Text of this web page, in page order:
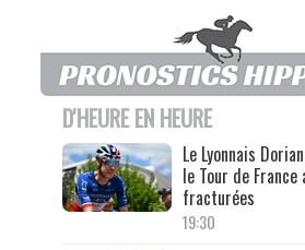
D'HEURE EN HEURE
Le Lyonnais
le Tour de
fracturées
19:30